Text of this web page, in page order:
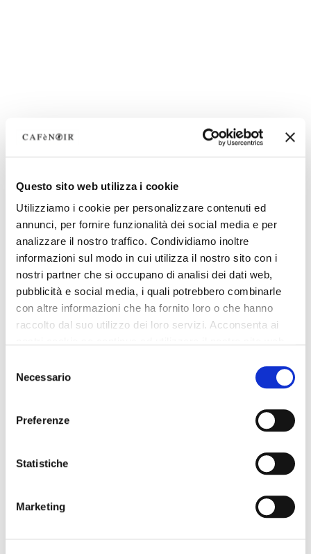
Questo sito web utilizza i cookie
Utilizziamo i cookie per personalizzare contenuti ed
annunci, per fornire funzionalità dei social media e per
analizzare il nostro traffico. Condividiamo inoltre
informazioni sul modo in cui utilizza il nostro sito con i
nostri partner che si occupano di analisi dei dati web,
pubblicità e social media, i quali potrebbero combinarle
con altre informazioni che ha fornito loro o che hanno
raccolto dal suo utilizzo dei loro servizi. Acconsenta ai
delNecessario
Preferenze
Statistiche
Marketing